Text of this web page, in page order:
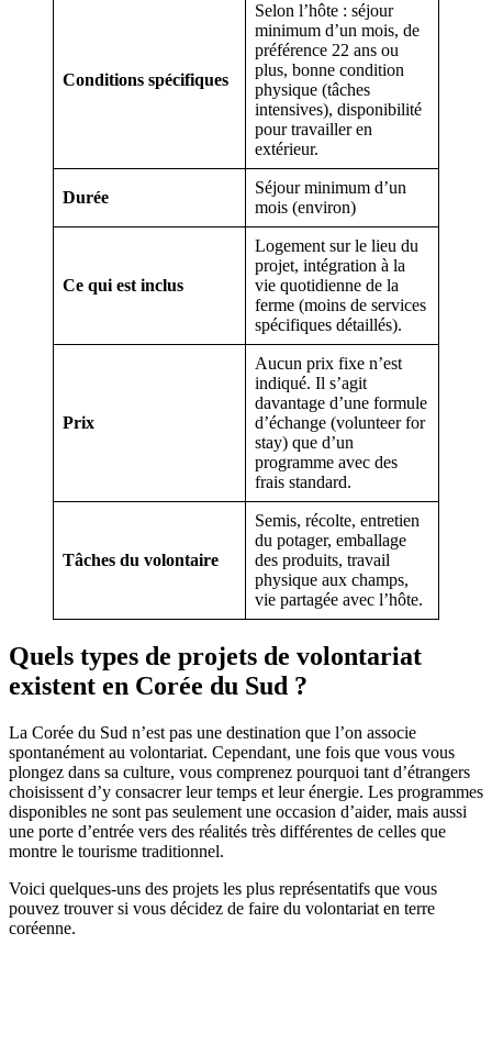
Conditions spécifiques
Selon l’hôte : séjour
minimum d’un mois, de
préférence 22 ans ou
plus, bonne condition
physique (tâches
intensives), disponibilité
pour travailler en
extérieur.
Durée
Séjour minimum d’un
mois (environ)
Ce qui est inclus
Logement sur le lieu du
projet, intégration à la
vie quotidienne de la
ferme (moins de services
spécifiques détaillés).
Prix
Aucun prix fixe n’est
indiqué. Il s’agit
davantage d’une formule
d’échange (volunteer for
stay) que d’un
programme avec des
frais standard.
Tâches du volontaire
Semis, récolte, entretien
du potager, emballage
des produits, travail
physique aux champs,
vie partagée avec l’hôte.
Quels types de projets de volontariat
existent en Corée du Sud ?
La Corée du Sud n’est pas une destination que l’on associe
spontanément au volontariat. Cependant, une fois que vous vous
plongez dans sa culture, vous comprenez pourquoi tant d’étrangers
choisissent d’y consacrer leur temps et leur énergie. Les programmes
disponibles ne sont pas seulement une occasion d’aider, mais aussi
une porte d’entrée vers des réalités très différentes de celles que
montre le tourisme traditionnel.
Voici quelques-uns des projets les plus représentatifs que vous
pouvez trouver si vous décidez de faire du volontariat en terre
coréenne.